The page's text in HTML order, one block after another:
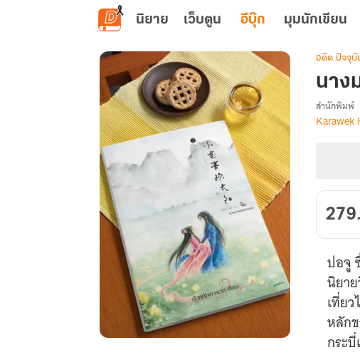
ข้ามไปยังเนื้อหาหลัก
นิยาย เว็บตูน อีบุ๊ก มุมนักเขียน
อดีต ปัจจุบั
นาง
เรื่อง
ภพ
[小
喜
阳]
(จบ
แล้ว
จ้า)
สำนักพิมพ์
Karawek
ปอจู
นิยา
เที่ย
หลัก
กระ